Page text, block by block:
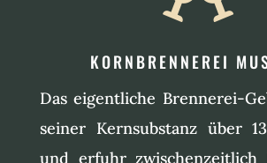
KORNBRENNEREI
Das eigentliche Brennerei-
seiner Kernsubstanz über
und erfuhr zwischenzeitlich